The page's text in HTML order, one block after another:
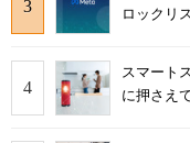
ロックリ
スマート
に押さえ